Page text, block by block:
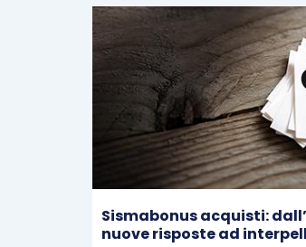
Sismabonus acquisti:
nuove risposte ad